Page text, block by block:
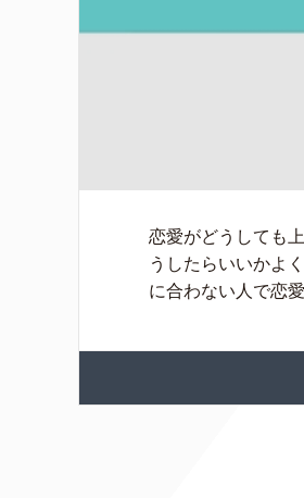
恋愛がどうしても
うしたらいいかよ
に合わない人で恋